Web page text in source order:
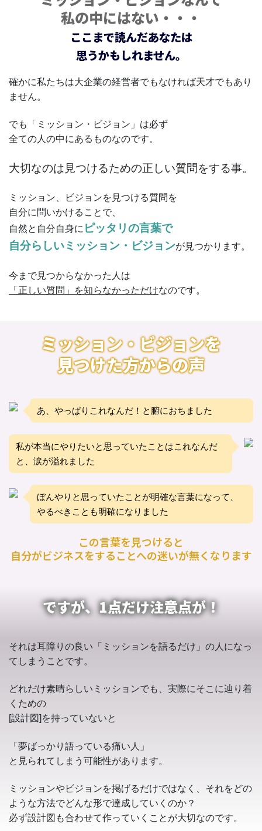
私の中にはない・・・
ここまで読んだあなたは
思うかもしれません。
確かに私たちは大企業の経営者でもなければ天才でもあり
ません。
でも「ミッション・ビジョン」は必ず
全ての人の中にあるものなのです。
大切なのは見つけるための正しい質問をする事。
ミッション、ビジョンを見つける質問を
自分に問いかけることで、
自然と自分自身に ピッタリの言葉で
自分らしいミッション・ビジョンが見つかります。
今まで見つからなかった人は
「正しい質問」を知らなかっただけなのです。
ミッション・ビジョンを
見つけた方からの声
あ、やっぱりこれなんだ！と腑におちました
私が本当にやりたいと思っていたことはこれなんだ
と、涙が溢れました
ぼんやりと思っていたことが明確な言葉になって、
やるべきことも明確になりました
この言葉を見つけると
自分がビジネスをすることへの迷いが無くなります
ですが、1点だけ注意点が！
それは耳障りの良い「ミッションを語るだけ」の人になっ
てしまうことです。
どれだけ素晴らしいミッションでも、実際にそこに辿り着
くための
[設計図]を持っていないと
「夢ばっかり語っている痛い人」
と見られてしまう可能性があります。
ミッションやビジョンを掲げるだけではなく、それをどの
ような方法でどんな形で達成していくのか？
必ず設計図も合わせて作っていくことが大切なのです。